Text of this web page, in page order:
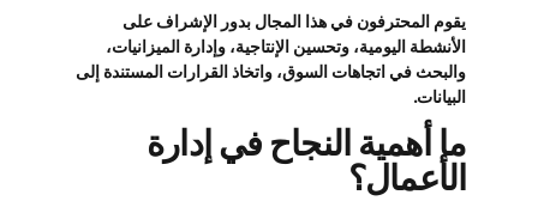
يقوم المحترفون في هذا المجال بدور الإشراف على
الأنشطة اليومية، وتحسين الإنتاجية، وإدارة الميزانيات،
والبحث في اتجاهات السوق، واتخاذ القرارات المستندة إلى
البيانات.
ما أهمية النجاح في إدارة
الأعمال؟